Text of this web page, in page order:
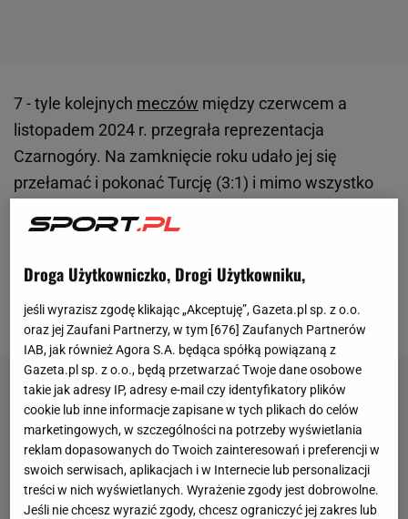
7 - tyle kolejnych meczów między czerwcem a
listopadem 2024 r. przegrała reprezentacja
Czarnogóry. Na zamknięcie roku udało jej się
przełamać i pokonać Turcję (3:1) i mimo wszystko
eliminacji mistrzostw świata z Gibraltarem. Ten
mundialu z imponującą serią siedmiu
gier
porażki.
Droga Użytkowniczko, Drogi Użytkowniku,
jeśli wyrazisz zgodę klikając „Akceptuję”, Gazeta.pl sp. z o.o.
oraz jej Zaufani Partnerzy, w tym [676] Zaufanych Partnerów
IAB, jak również Agora S.A. będąca spółką powiązaną z
Gazeta.pl sp. z o.o., będą przetwarzać Twoje dane osobowe
takie jak adresy IP, adresy e-mail czy identyfikatory plików
cookie lub inne informacje zapisane w tych plikach do celów
marketingowych, w szczególności na potrzeby wyświetlania
reklam dopasowanych do Twoich zainteresowań i preferencji w
swoich serwisach, aplikacjach i w Internecie lub personalizacji
treści w nich wyświetlanych. Wyrażenie zgody jest dobrowolne.
Jeśli nie chcesz wyrazić zgody, chcesz ograniczyć jej zakres lub